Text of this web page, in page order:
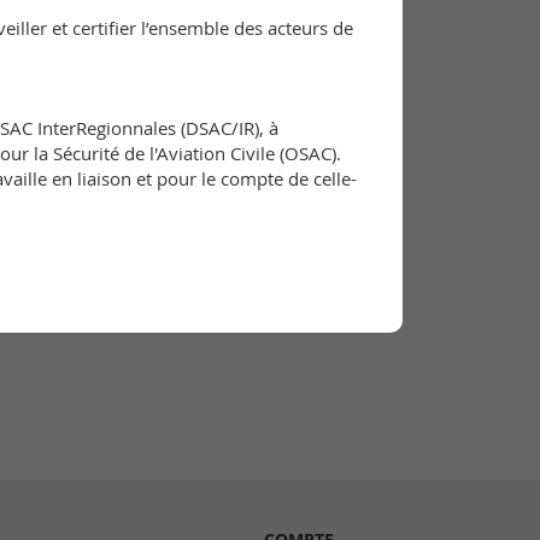
et certifier l’ensemble des acteurs de
InterRegionnales (DSAC/IR), à
la Sécurité de l'Aviation Civile (OSAC).
en liaison et pour le compte de celle-